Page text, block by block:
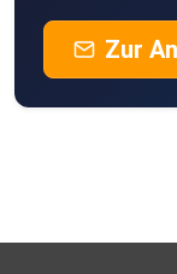
Zur